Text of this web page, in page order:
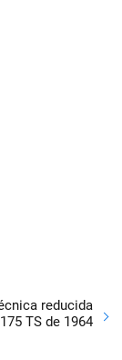
reducida
TS de 1964